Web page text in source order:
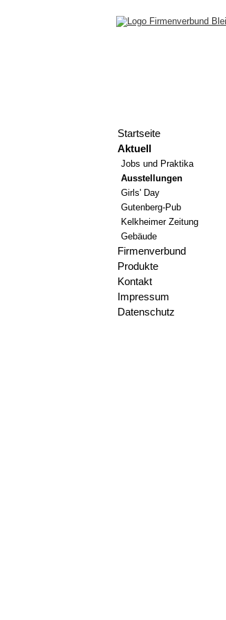
Startseite
Aktuell
Jobs und Praktika
Ausstellungen
Girls' Day
Gutenberg-Pub
Kelkheimer Zeitung
Gebäude
Firmenverbund
Produkte
Kontakt
Impressum
Datenschutz